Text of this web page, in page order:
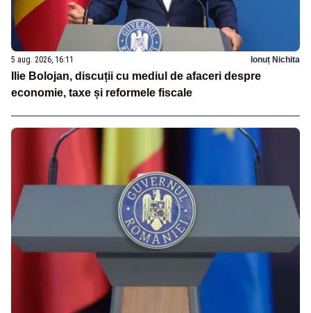
5 aug. 2026, 16:11 Ionuț Nichita
Ilie Bolojan, discuții cu mediul de afaceri despre
economie, taxe și reformele fiscale